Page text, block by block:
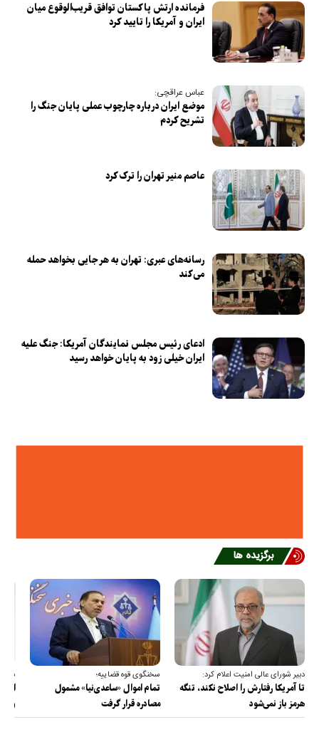
فرمانده ارتش پاکستان توافق قریب‌الوقوع میان
ایران و آمریکا را تایید کرد
عباس عراقچی:
موضع ایران درباره چارچوب عملی پایان جنگ را
تشریح کردم
عاصم منیر تهران را ترک کرد
رسانه‌های عبری: تهران به هر جایی بخواهد حمله
می‌کند
ادعای رئیس مجلس نمایندگان آمریکا: جنگ علیه
ایران خیلی زود به پایان خواهد رسید
برگزیده ها
دبیر شورای عالی امنیت اعلام کرد:
تا آمریکا رفتارش را اصلاح نکند، تنگه
هرمز باز نمی‌شود
سخنگوی قوه قضاییه؛
تمام اموال «ساعدی‌نیا» مشمول
مصادره قرار گرفت
و